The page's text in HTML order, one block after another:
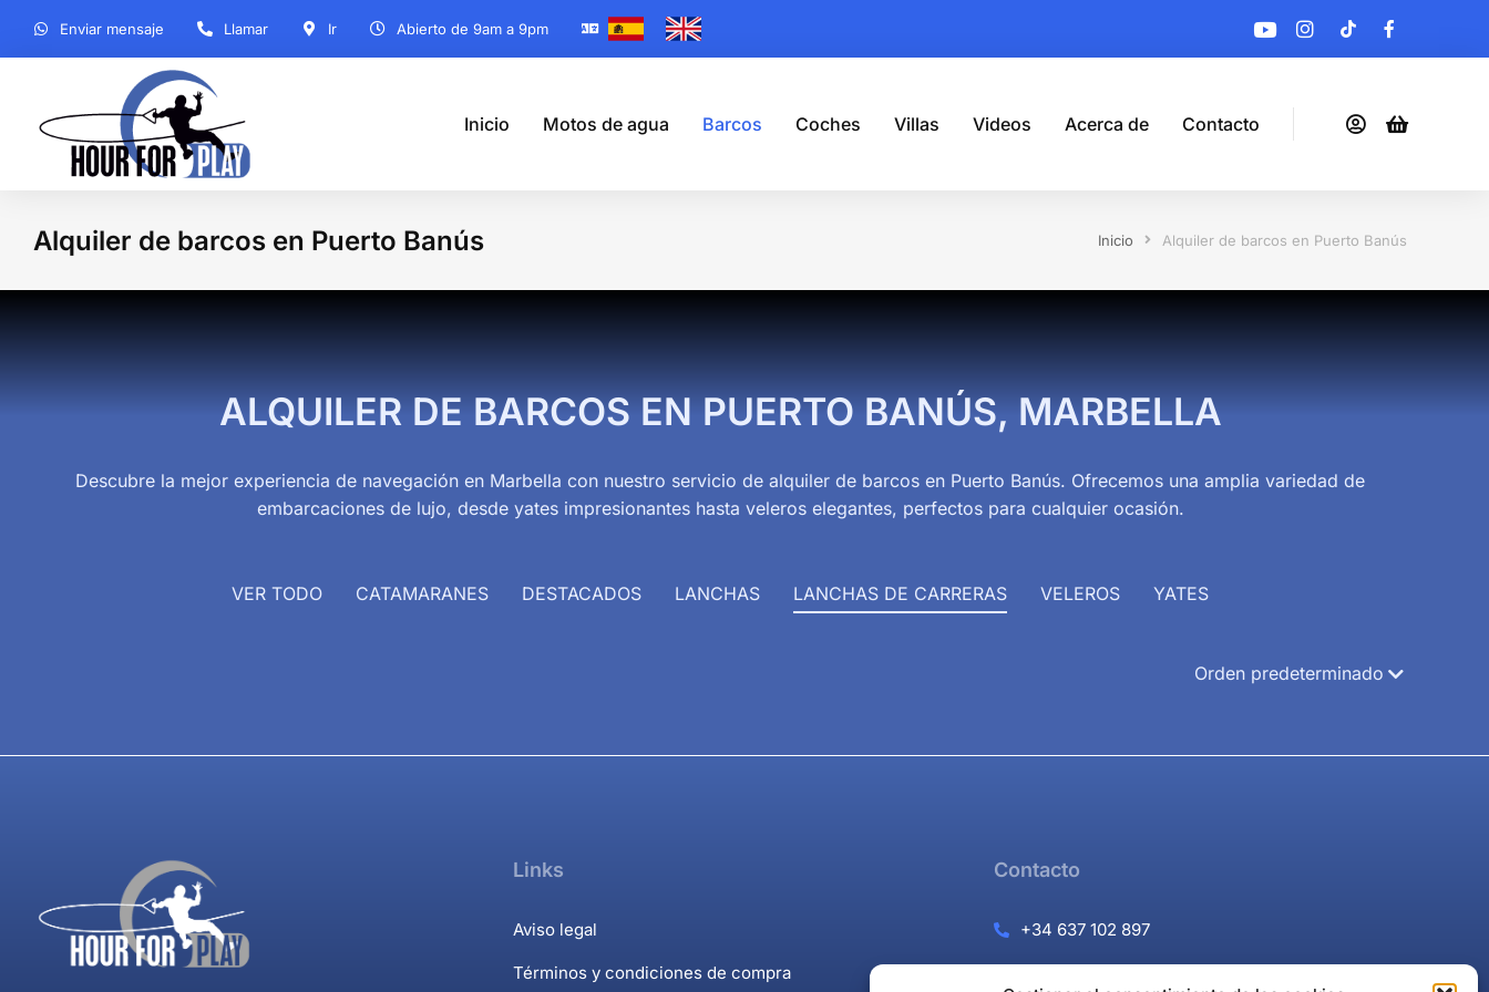
Enviar mensaje Llamar Ir Abierto de 9am a 9pm
Inicio Motos de agua Barcos Coches Villas Videos Acerca de Contacto
Alquiler de barcos en Puerto Banús Inicio Alquiler de barcos en Puerto Banús
ALQUILER DE BARCOS EN PUERTO BANÚS, MARBELLA
Descubre la mejor experiencia de navegación en Marbella con nuestro servicio de alquiler de barcos en Puerto Banús. Ofrecemos una amplia variedad de
embarcaciones de lujo, desde yates impresionantes hasta veleros elegantes, perfectos para cualquier ocasión.
VER TODO CATAMARANES DESTACADOS LANCHAS LANCHAS DE CARRERAS VELEROS YATES
Links
Aviso legal
Términos y condiciones de compra
Contacto
+34 637 102 897